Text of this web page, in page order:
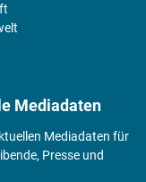
Mediadaten
Mediadaten für
Presse und